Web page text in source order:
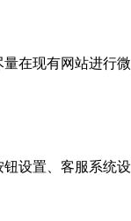
在现有网站进行
设置、客服系统